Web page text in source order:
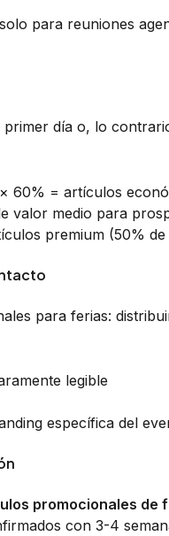
para reuniones
día o, lo
60% = artículos
valor medio para
premium (50%
para ferias:
legible
específica del
promocionales de
con 3-4